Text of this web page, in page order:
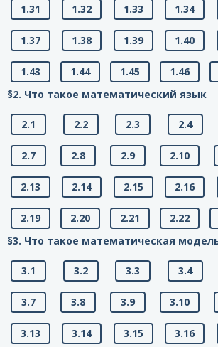
1.31 1.32 1.33 1.34
1.37 1.38 1.39 1.40
1.43 1.44 1.45 1.46
§2. Что такое математический язык
2.1 2.2 2.3 2.4
2.7 2.8 2.9 2.10
2.13 2.14 2.15 2.16
2.19 2.20 2.21 2.22
§3. Что такое математическая
3.1 3.2 3.3 3.4
3.7 3.8 3.9 3.10
3.13 3.14 3.15 3.16